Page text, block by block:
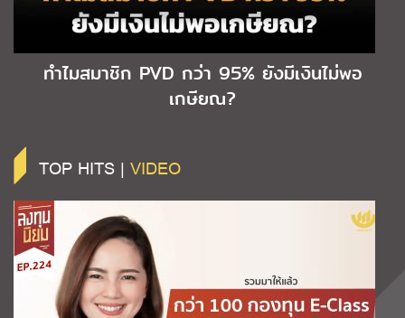
ทำไมสมาชิก PVD กว่า 95% ยังมีเงินไม่พอ
เกษียณ?
TOP HITS | VIDEO